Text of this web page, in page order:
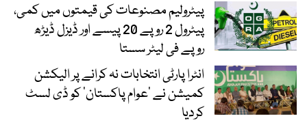
پیٹرولیم مصنوعات کی قیمتوں میں کمی،
پیٹرول 2 روپے 20 پیسے اور ڈیزل ڈیڑھ
روپے فی لیٹر سستا
انٹرا پارٹی انتخابات نہ کرانے پر الیکشن
کمیشن نے ’عوام پاکستان‘ کو ڈی لسٹ
کردیا